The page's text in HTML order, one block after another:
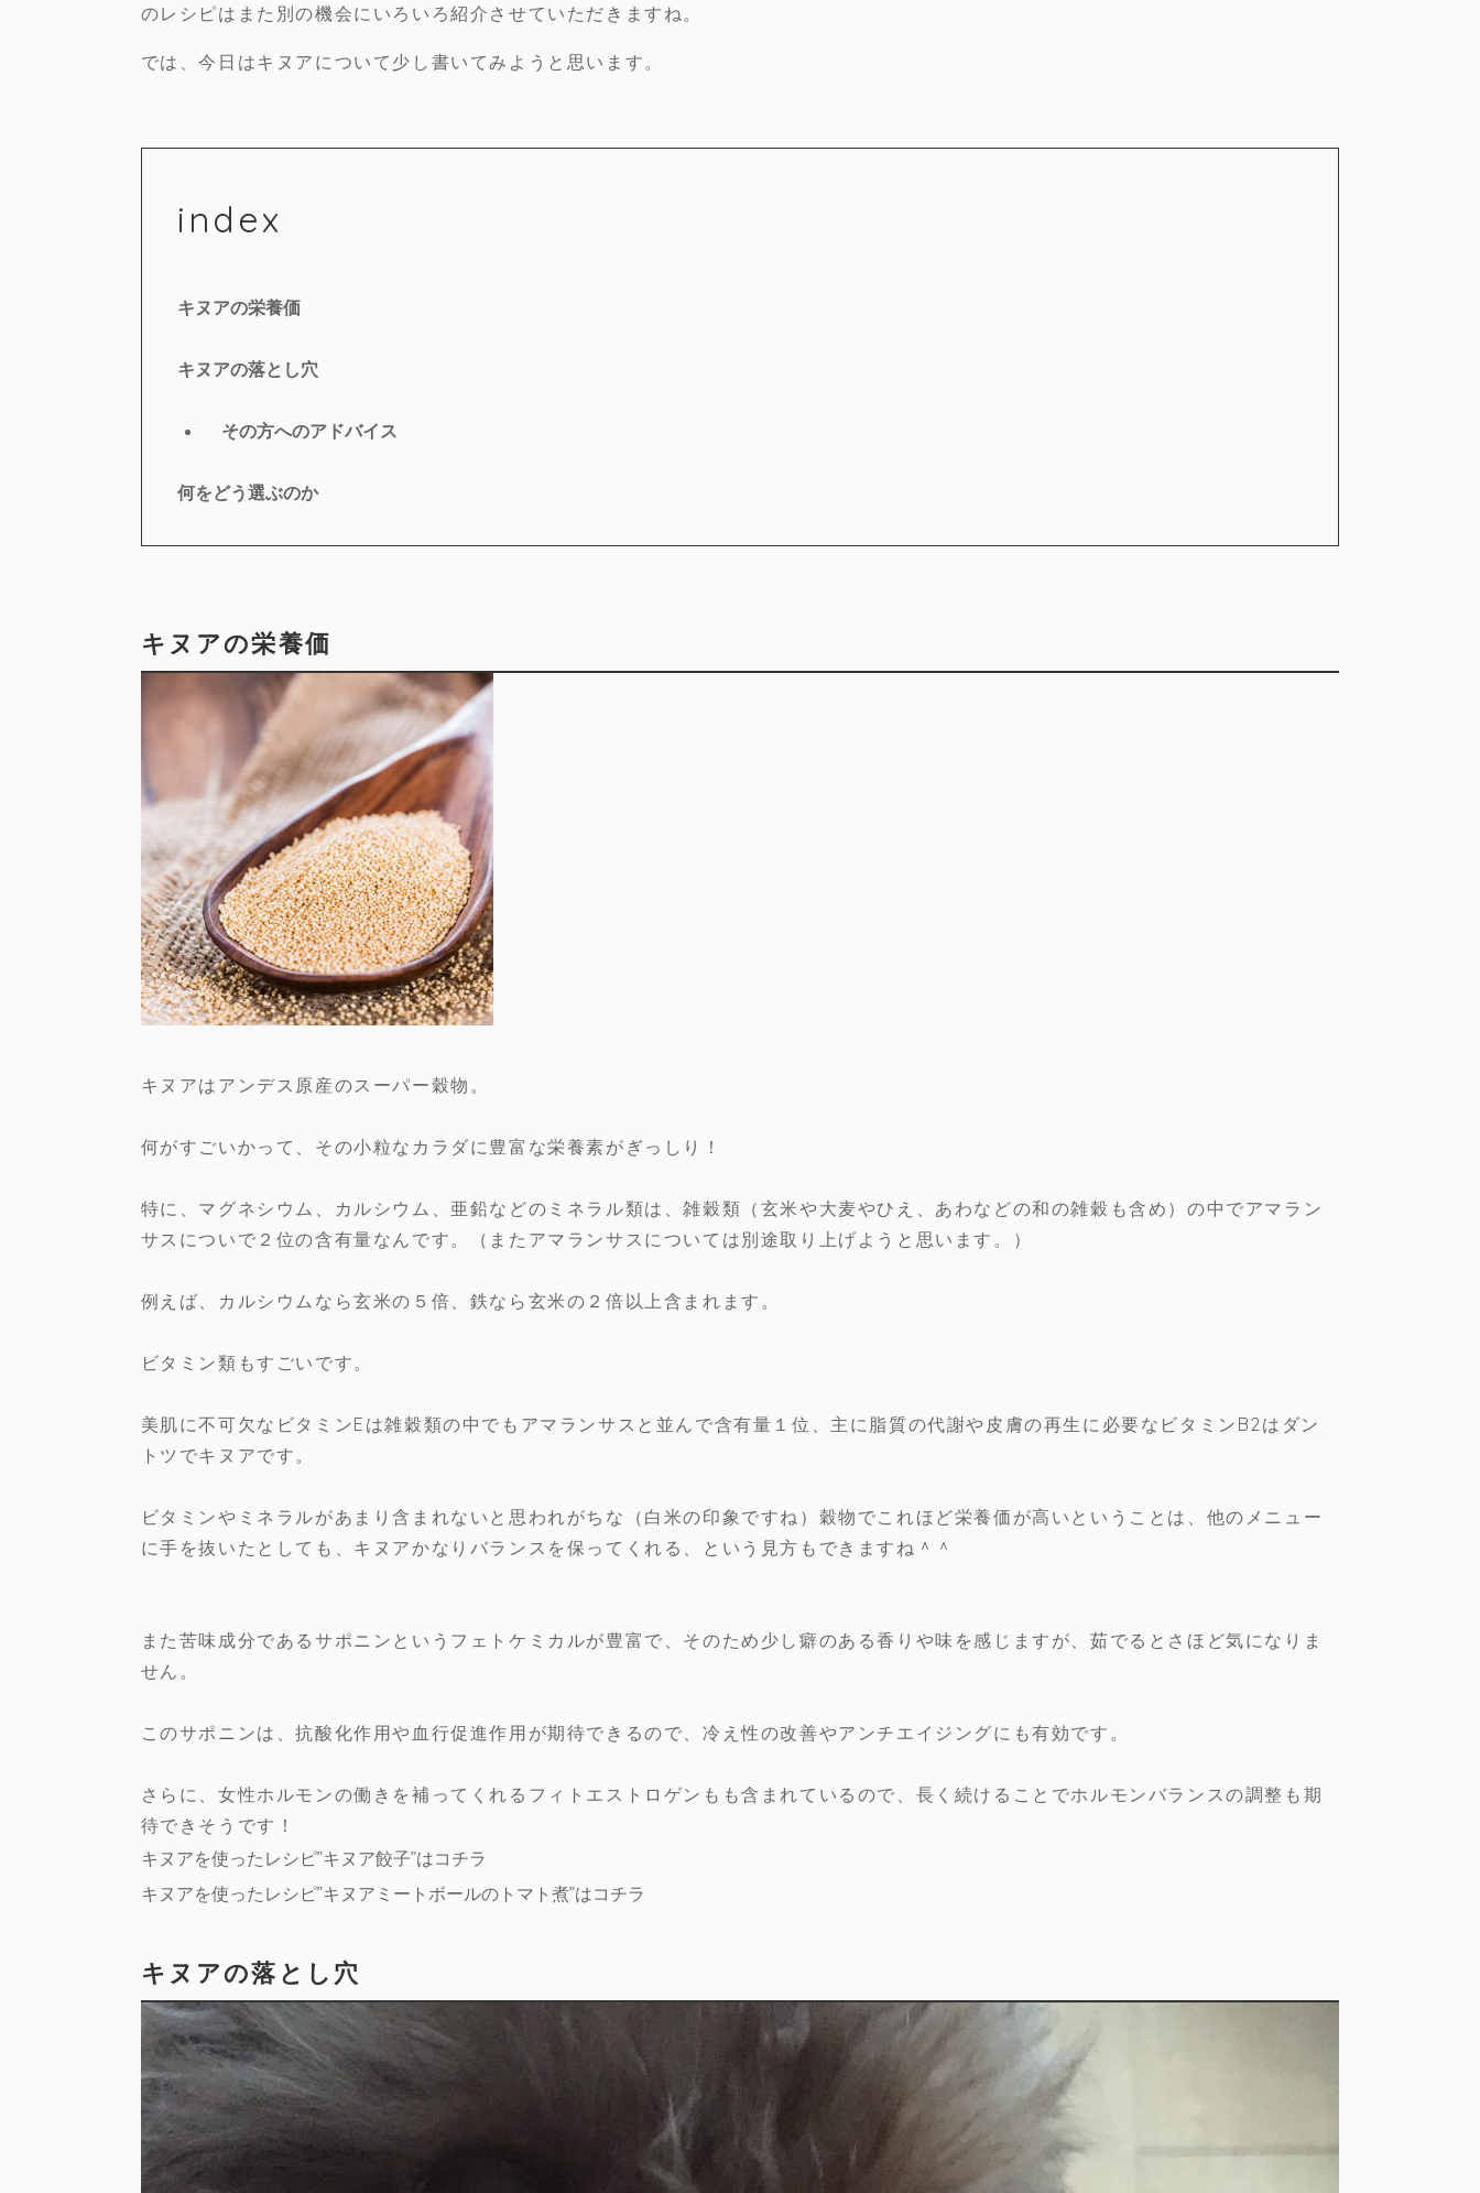
のレシピはまた別の機会にいろいろ紹介させていただきますね。
では、今日はキヌアについて少し書いてみようと思います。
index
キヌアの栄養価
キヌアの落とし穴
その方へのアドバイス
何をどう選ぶのか
キヌアの栄養価
キヌアはアンデス原産のスーパー穀物。
何がすごいかって、その小粒なカラダに豊富な栄養素がぎっしり！
特に、マグネシウム、カルシウム、亜鉛などのミネラル類は、雑穀類（玄米や大麦やひえ、あわなどの和の雑穀も含め）の中でアマラン
サスについで２位の含有量なんです。（またアマランサスについては別途取り上げようと思います。）
例えば、カルシウムなら玄米の５倍、鉄なら玄米の２倍以上含まれます。
ビタミン類もすごいです。
美肌に不可欠なビタミンEは雑穀類の中でもアマランサスと並んで含有量１位、主に脂質の代謝や皮膚の再生に必要なビタミンB2はダン
トツでキヌアです。
ビタミンやミネラルがあまり含まれないと思われがちな（白米の印象ですね）穀物でこれほど栄養価が高いということは、他のメニュー
に手を抜いたとしても、キヌアかなりバランスを保ってくれる、という見方もできますね＾＾
また苦味成分であるサポニンというフェトケミカルが豊富で、そのため少し癖のある香りや味を感じますが、茹でるとさほど気になりま
せん。
このサポニンは、抗酸化作用や血行促進作用が期待できるので、冷え性の改善やアンチエイジングにも有効です。
さらに、女性ホルモンの働きを補ってくれるフィトエストロゲンもも含まれているので、長く続けることでホルモンバランスの調整も期
待できそうです！
キヌアを使ったレシピ”キヌア餃子”はコチラ
キヌアを使ったレシピ”キヌアミートボールのトマト煮”はコチラ
キヌアの落とし穴